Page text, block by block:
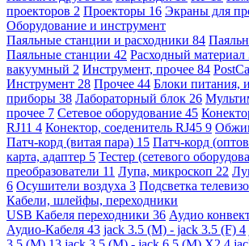
проекторов 2 Проекторы 16 Экраны для
Оборудование и инструмент
Паяльные станции и расходники 84
Паяльные станции 42 Расходный материал
вакуумный 2 Инструмент, прочее 84
Инструмент 28 Прочее 44 Блоки питания,
приборы 38 Лабораторный блок 26
прочее 7 Сетевое оборудование 45
RJ11 4 Конектор, соеденитель RJ45 9
Патч-корд (витая пара) 15 Патч-корд
карта, адаптер 5 Тестер (сетевого
преобразователи 11 Лупа, микроскоп 22
6 Осушители воздуха 3 Подсветка
Кабели, шлейфы, переходники
USB Кабеля переходники 36 Аудио
Аудио-Кабеля 43 jack 3.5 (M) - jack 3.5 (F) 4